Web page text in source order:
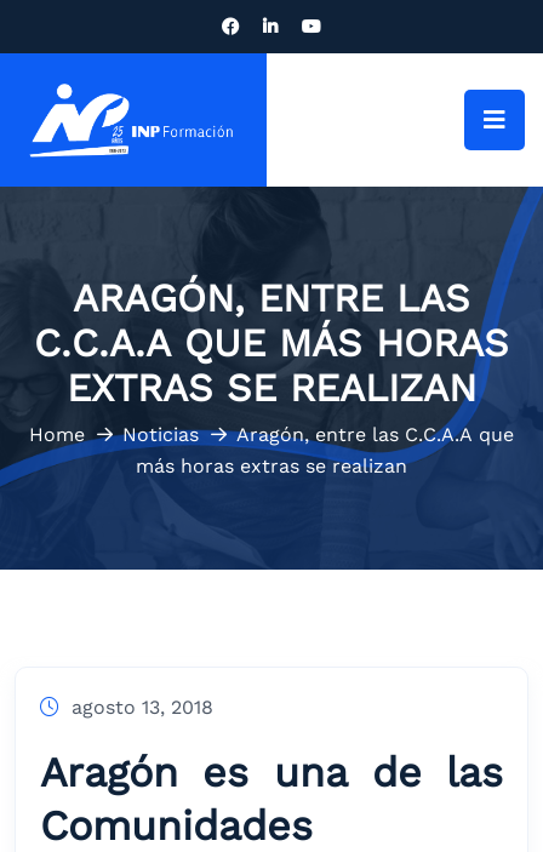
ARAGÓN, ENTRE LAS
C.C.A.A QUE MÁS HORAS
EXTRAS SE REALIZAN
Home Noticias
Aragón, entre las C.C.A.A que
más horas extras se realizan
agosto 13, 2018
Aragón es una de las
Comunidades